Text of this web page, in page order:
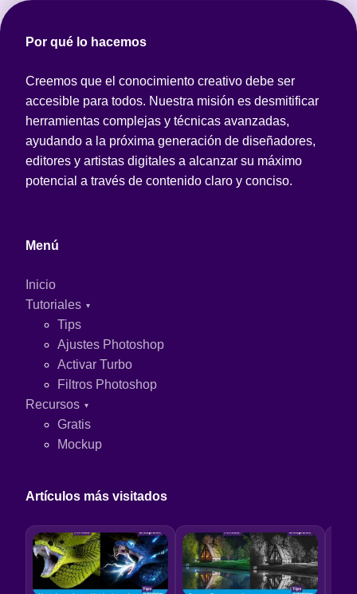
Por qué lo hacemos
Creemos que el conocimiento creativo debe ser
accesible para todos. Nuestra misión es desmitificar
herramientas complejas y técnicas avanzadas,
ayudando a la próxima generación de diseñadores,
editores y artistas digitales a alcanzar su máximo
potencial a través de contenido claro y conciso.
Menú
Inicio
Tutoriales
Tips
Ajustes Photoshop
Activar Turbo
Filtros Photoshop
Recursos
Gratis
Mockup
Artículos más visitados